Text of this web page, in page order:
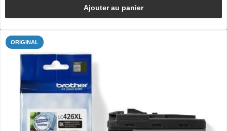
Ajouter au panier
ORIGINAL